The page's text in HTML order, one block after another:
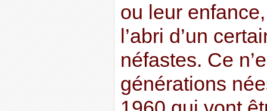
ou leur
l’abri d’un
néfastes. Ce
générations